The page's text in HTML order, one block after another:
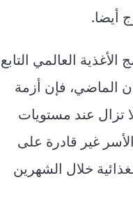
أيضا.
العالمي التابع
الماضي، فإن أزمة
تزال عند مستويات
مع وجود 62% من الأسر غير قادرة على
خلال الشهرين